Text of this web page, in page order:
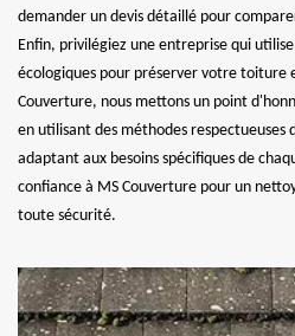
demander un devis détaillé pour
Enfin, privilégiez une entreprise qui
écologiques pour préserver votre toiture
Couverture, nous mettons un point
en utilisant des méthodes respectueuses
adaptant aux besoins spécifiques de
confiance à MS Couverture pour un
toute sécurité.